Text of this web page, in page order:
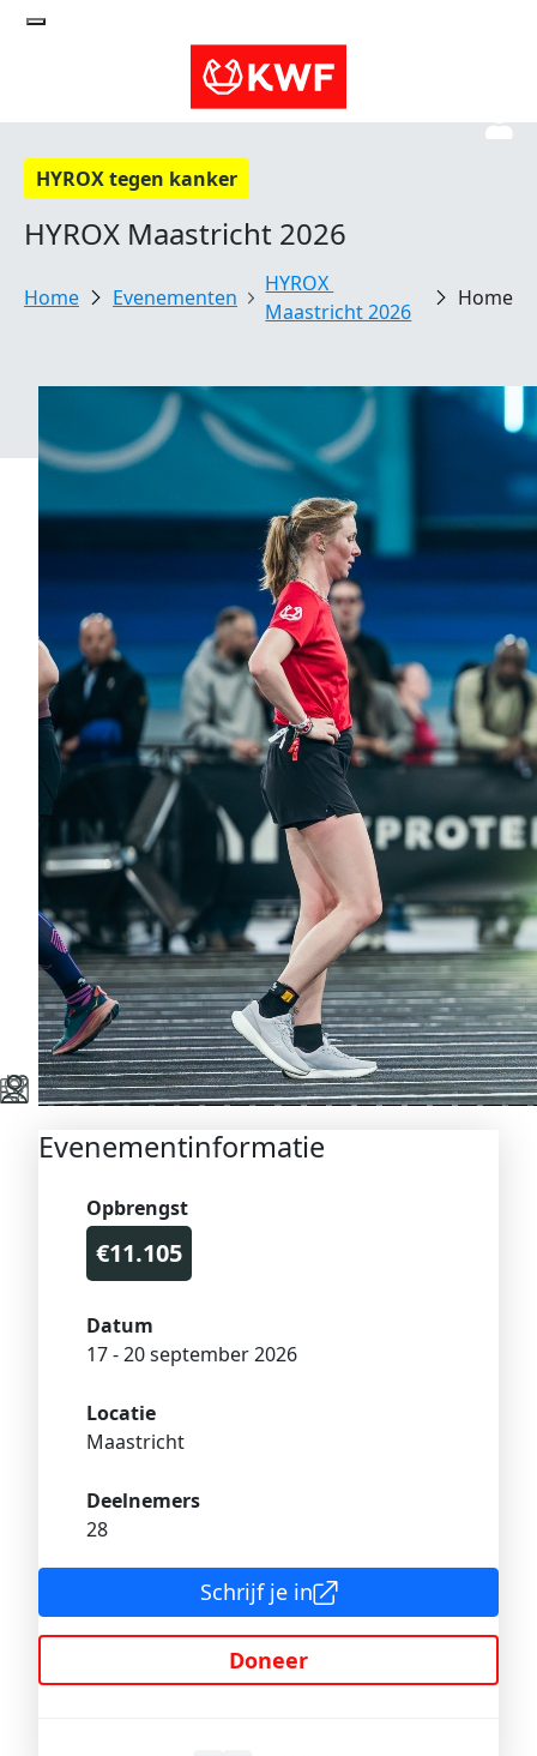
HYROX tegen kanker
HYROX Maastricht 2026
Evenementen
HYROX
Maastricht 2026
Home
Evenementinformatie
Opbrengst
€11.105
Datum
17 - 20 september 2026
Locatie
Maastricht
Deelnemers
28
Schrijf je in
Doneer